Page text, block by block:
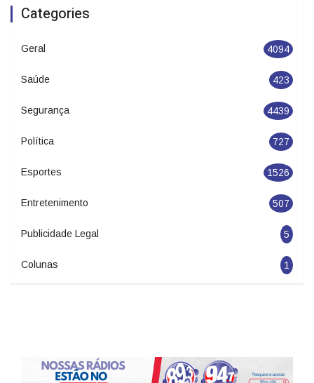
Categories
Geral 4094
Saúde 423
Segurança 4439
Política 727
Esportes 1526
Entretenimento 507
Publicidade Legal 5
Colunas 1